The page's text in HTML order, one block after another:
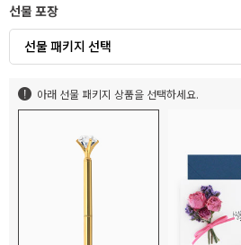
선물 포장
선물 패키지 선택
아래 선물 패키지 상품을 선택하세요.